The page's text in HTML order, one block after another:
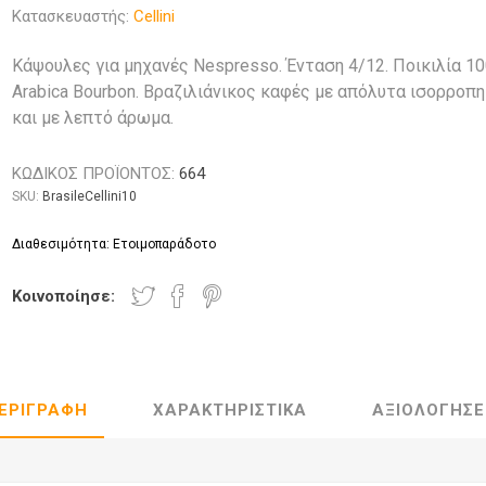
Κατασκευαστής: Cellini
Κάψουλες για μηχανές Nespresso. Ένταση 4/12. Ποικιλία
Arabica Bourbon. Βραζιλιάνικος καφές με απόλυτα
και με λεπτό άρωμα.
ΚΩΔΙΚΟΣ ΠΡΟΪΟΝΤΟΣ: 664
SKU: BrasileCellini10
Διαθεσιμότητα: Ετοιμοπαράδοτο
Κοινοποίησε:
ΧΑΡΑΚΤΗΡΙΣΤΙΚΆ